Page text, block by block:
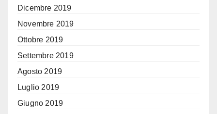
Dicembre 2019
Novembre 2019
Ottobre 2019
Settembre 2019
Agosto 2019
Luglio 2019
Giugno 2019